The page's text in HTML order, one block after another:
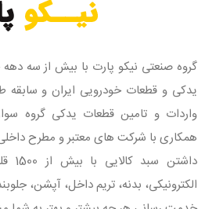
گروه صنعتی نیکو پارت با بیش از سه دهه
یدکی و قطعات خودرویی ایران و سابقه
واردات و تامین قطعات یدکی گروه
همکاری با شرکت های معتبر و مطرح داخلی
الکترونیکی، بدنه، تریم داخل، آپشن،